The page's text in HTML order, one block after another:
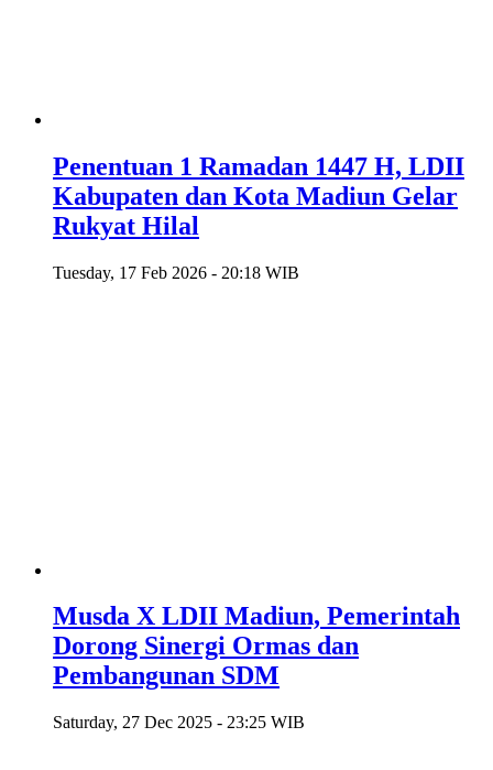
Penentuan 1 Ramadan 1447 H, LDII
Kabupaten dan Kota Madiun Gelar
Rukyat Hilal
Tuesday, 17 Feb 2026 - 20:18 WIB
Musda X LDII Madiun, Pemerintah
Dorong Sinergi Ormas dan
Pembangunan SDM
Saturday, 27 Dec 2025 - 23:25 WIB